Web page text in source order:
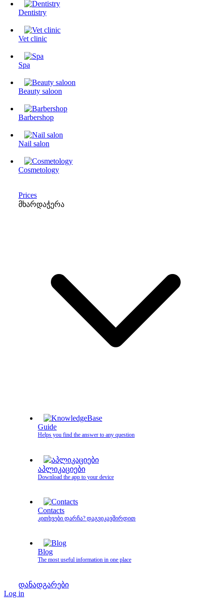
Dentistry
Vet clinic
Spa
Beauty saloon
Barbershop
Nail salon
Cosmetology
Prices
მხარდაჭერა
Guide
Helps you find the answer to any question
აპლიკაციები
Download the app to your device
Contacts
კითხვები დარჩა? დაგვიკავშირდით
Blog
The most useful information in one place
დანადგარები
Log in